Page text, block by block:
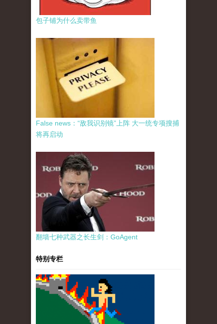
包子铺为什么卖带鱼
False news：“敌我识别镜”上阵 大一统专项搜捕
将再启动
翻墙七种武器之长生剑：GoAgent
特别专栏